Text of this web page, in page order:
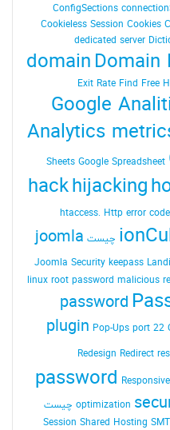
ConfigSections
Cookieless Session Cookies
dedicated server
domain Domain
Exit Rate Find Free
Google
Analytics
Sheets Google Spreadsheet
hackhijacking
htaccess. Http error code
joomla
Joomla Security keepass
linux root password malicious
password
plugin Pop-Ups port 22
Redesign Redirect
password Responsive
optimization
Session Shared Hosting